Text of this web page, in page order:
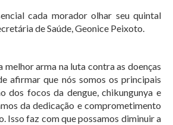
cada morador olhar seu quintal
de Saúde, Geonice Peixoto.
arma na luta contra as doenças
afirmar que nós somos os principais
dos focos da dengue, chikungunya e
da dedicação e comprometimento
Isso faz com que possamos diminuir a